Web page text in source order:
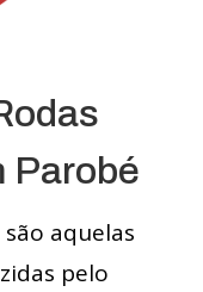
Parobé
aquelas
pelo